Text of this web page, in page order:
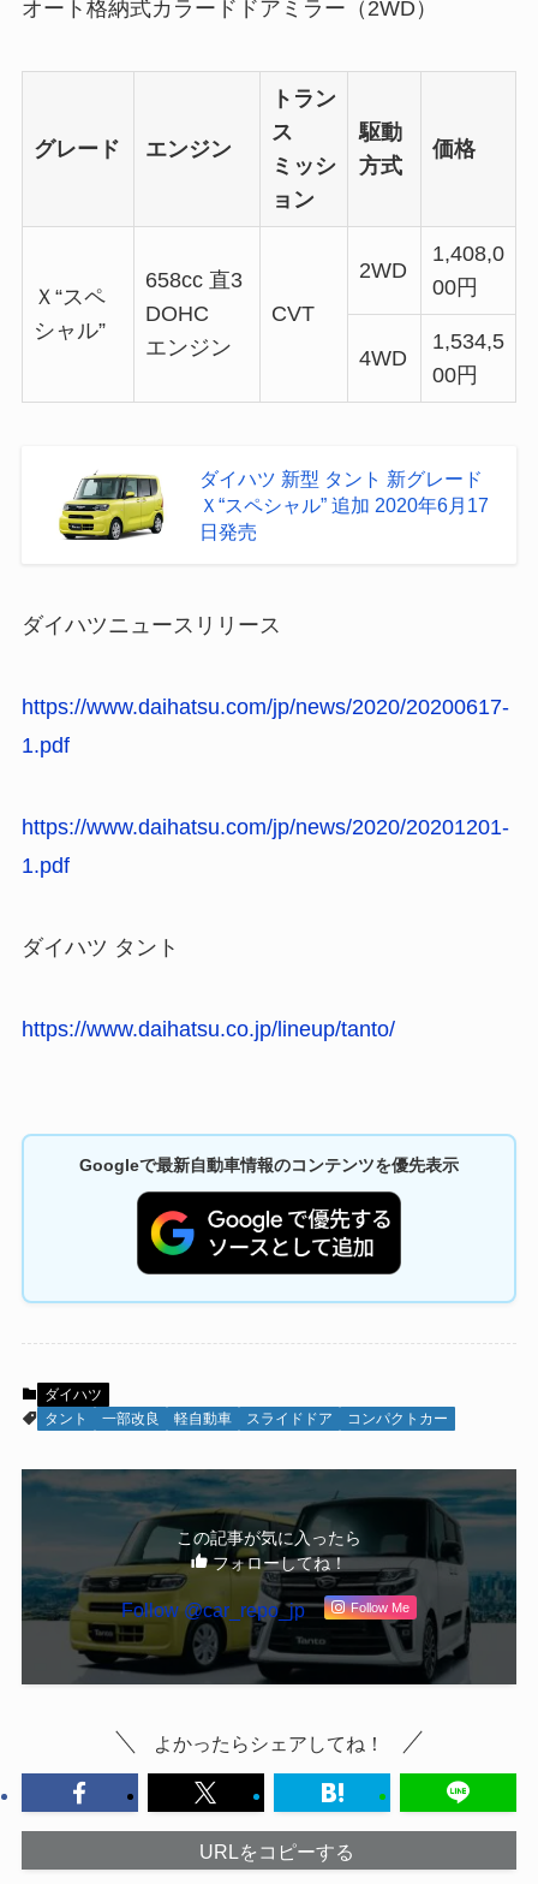
オート格納式カラードドアミラー（2WD）
グレード エンジン
トラン
ス
ミッシ
ョン
駆動
方式
価格
Ｘ“スペ
シャル”
658cc 直3
DOHC
エンジン
CVT
2WD
1,408,0
00円
4WD
1,534,5
00円
ダイハツ 新型 タント 新グレード
Ｘ“スペシャル” 追加 2020年6月17
日発売
ダイハツニュースリリース
https://www.daihatsu.com/jp/news/2020/20200617-
1.pdf
https://www.daihatsu.com/jp/news/2020/20201201-
1.pdf
ダイハツ タント
https://www.daihatsu.co.jp/lineup/tanto/
Googleで最新自動車情報のコンテンツを優先表示
ダイハツ
タント
一部改良 軽自動車 スライドドア コンパクトカー
この記事が気に入ったら
フォローしてね！
Follow @car_repo_jp Follow Me
よかったらシェアしてね！
URLをコピーする